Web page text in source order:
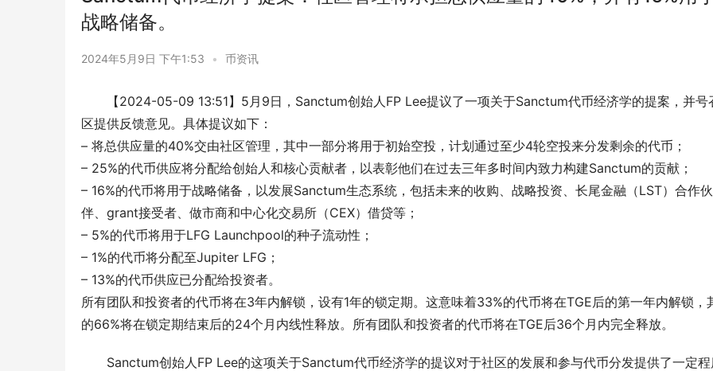
战略储备。
2024年5月9日 下午1:53 • 币资讯
【2024-05-09 13:51】5月9日，Sanctum创始人FP Lee提议了一项关于Sanctum代币经济学的提案，并号
区提供反馈意见。具体提议如下：
– 将总供应量的40%交由社区管理，其中一部分将用于初始空投，计划通过至少4轮空投来分发剩余的代币；
– 25%的代币供应将分配给创始人和核心贡献者，以表彰他们在过去三年多时间内致力构建Sanctum的贡献；
– 16%的代币将用于战略储备，以发展Sanctum生态系统，包括未来的收购、战略投资、长尾金融（LST）合作伙
伴、grant接受者、做市商和中心化交易所（CEX）借贷等；
– 5%的代币将用于LFG Launchpool的种子流动性；
– 1%的代币将分配至Jupiter LFG；
– 13%的代币供应已分配给投资者。
所有团队和投资者的代币将在3年内解锁，设有1年的锁定期。这意味着33%的代币将在TGE后的第一年内解锁，
的66%将在锁定期结束后的24个月内线性释放。所有团队和投资者的代币将在TGE后36个月内完全释放。
Sanctum创始人FP Lee的这项关于Sanctum代币经济学的提议对于社区的发展和参与代币分发提供了一定